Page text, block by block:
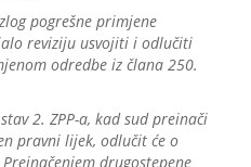
pogrešne primjene
reviziju usvojiti i odlučiti
odredbe iz člana 250.
2. ZPP-a, kad sud preinači
pravni lijek, odlučit će o
drugostepene